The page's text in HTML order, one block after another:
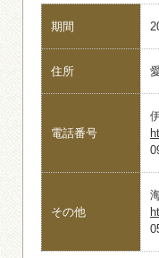
期間
住所
電話番号
その他